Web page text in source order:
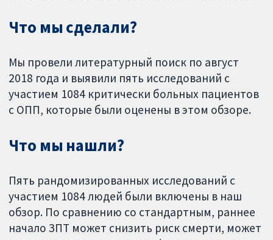
Что мы сделали?
Мы провели литературный поиск по август
2018 года и выявили пять исследований с
участием 1084 критически больных пациентов
с ОПП, которые были оценены в этом обзоре.
Что мы нашли?
Пять рандомизированных исследований с
участием 1084 людей были включены в наш
обзор. По сравнению со стандартным, раннее
начало ЗПТ может снизить риск смерти, может